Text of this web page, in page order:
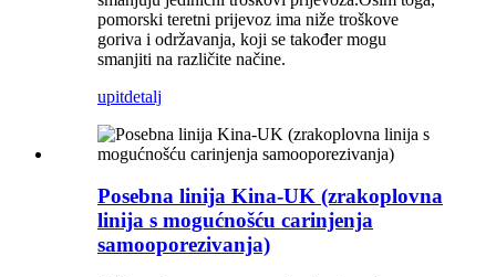
pomorski teretni prijevoz ima niže troškove
goriva i održavanja, koji se također mogu
smanjiti na različite načine.
upitdetalj
Posebna linija Kina-UK (zrakoplovna
linija s mogućnošću carinjenja
samooporezivanja)